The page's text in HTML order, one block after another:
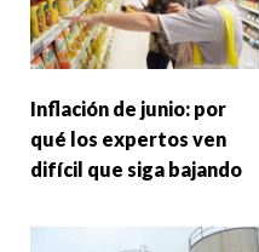
Inflación de junio: por
qué los expertos ven
difícil que siga bajando